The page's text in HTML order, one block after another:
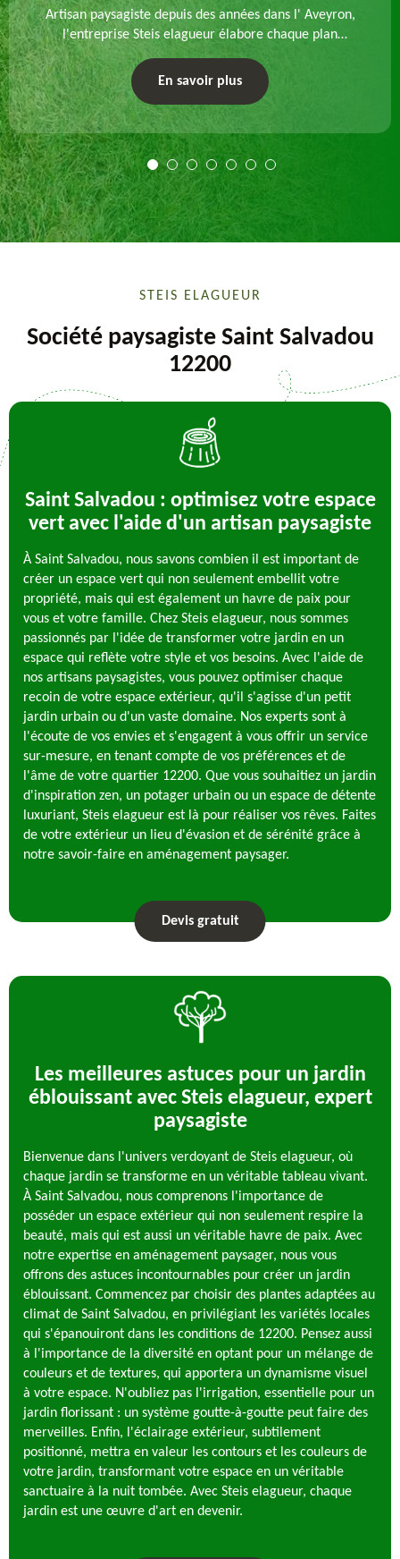
Artisan paysagiste depuis des années dans l' Aveyron,
l'entreprise Steis elagueur élabore chaque plan
d'aménagement paysager et exécute les travaux
afférents. Devis gratuit et sur mesure.
En savoir plus
STEIS ELAGUEUR
Société paysagiste Saint Salvadou
12200
Saint Salvadou : optimisez votre espace
vert avec l'aide d'un artisan paysagiste
À Saint Salvadou, nous savons combien il est important de
créer un espace vert qui non seulement embellit votre
propriété, mais qui est également un havre de paix pour
vous et votre famille. Chez Steis elagueur, nous sommes
passionnés par l'idée de transformer votre jardin en un
espace qui reflète votre style et vos besoins. Avec l'aide de
nos artisans paysagistes, vous pouvez optimiser chaque
recoin de votre espace extérieur, qu'il s'agisse d'un petit
jardin urbain ou d'un vaste domaine. Nos experts sont à
l'écoute de vos envies et s'engagent à vous offrir un service
sur-mesure, en tenant compte de vos préférences et de
l'âme de votre quartier 12200. Que vous souhaitiez un jardin
d'inspiration zen, un potager urbain ou un espace de détente
luxuriant, Steis elagueur est là pour réaliser vos rêves. Faites
de votre extérieur un lieu d'évasion et de sérénité grâce à
notre savoir-faire en aménagement paysager.
Devis gratuit
Les meilleures astuces pour un jardin
éblouissant avec Steis elagueur, expert
paysagiste
Bienvenue dans l'univers verdoyant de Steis elagueur, où
chaque jardin se transforme en un véritable tableau vivant.
À Saint Salvadou, nous comprenons l'importance de
posséder un espace extérieur qui non seulement respire la
beauté, mais qui est aussi un véritable havre de paix. Avec
notre expertise en aménagement paysager, nous vous
offrons des astuces incontournables pour créer un jardin
éblouissant. Commencez par choisir des plantes adaptées au
climat de Saint Salvadou, en privilégiant les variétés locales
qui s'épanouiront dans les conditions de 12200. Pensez aussi
à l'importance de la diversité en optant pour un mélange de
couleurs et de textures, qui apportera un dynamisme visuel
à votre espace. N'oubliez pas l'irrigation, essentielle pour un
jardin florissant : un système goutte-à-goutte peut faire des
merveilles. Enfin, l'éclairage extérieur, subtilement
positionné, mettra en valeur les contours et les couleurs de
votre jardin, transformant votre espace en un véritable
sanctuaire à la nuit tombée. Avec Steis elagueur, chaque
jardin est une œuvre d'art en devenir.